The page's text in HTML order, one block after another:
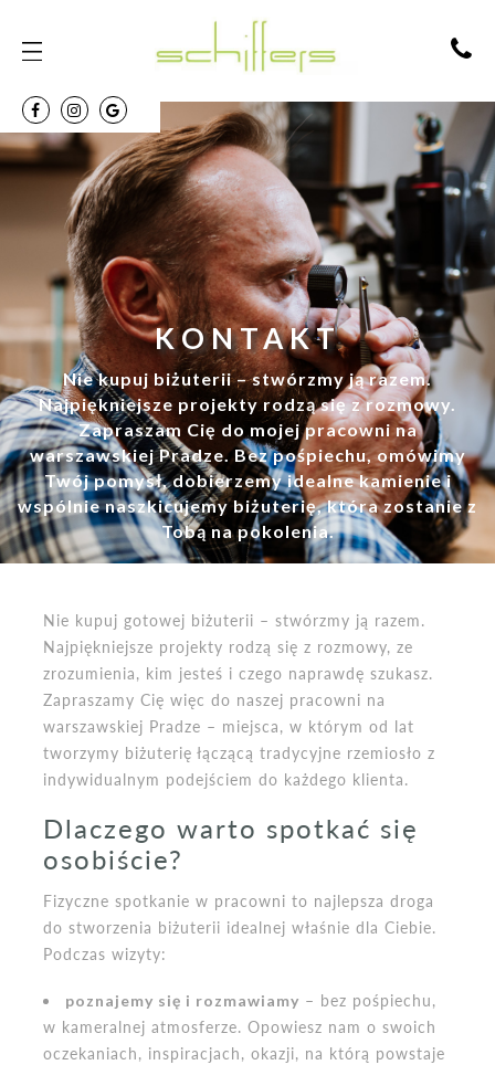
KONTAKT
Nie kupuj biżuterii – stwórzmy ją razem.
Najpiękniejsze projekty rodzą się z rozmowy.
Zapraszam Cię do mojej pracowni na
warszawskiej Pradze. Bez pośpiechu, omówimy
Twój pomysł, dobierzemy idealne kamienie i
wspólnie naszkicujemy biżuterię, która zostanie z
Tobą na pokolenia.
Nie kupuj gotowej biżuterii – stwórzmy ją razem.
Najpiękniejsze projekty rodzą się z rozmowy, ze
zrozumienia, kim jesteś i czego naprawdę szukasz.
Zapraszamy Cię więc do naszej pracowni na
warszawskiej Pradze – miejsca, w którym od lat
tworzymy biżuterię łączącą tradycyjne rzemiosło z
indywidualnym podejściem do każdego klienta.
Dlaczego warto spotkać się
osobiście?
Fizyczne spotkanie w pracowni to najlepsza droga
do stworzenia biżuterii idealnej właśnie dla Ciebie.
Podczas wizyty:
poznajemy się i rozmawiamy – bez pośpiechu,
w kameralnej atmosferze. Opowiesz nam o swoich
oczekaniach, inspiracjach, okazji, na którą powstaje